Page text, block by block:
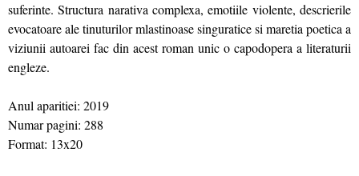
suferinte. Structura narativa complexa, emotiile violente, descrierile
evocatoare ale tinuturilor mlastinoase singuratice si maretia poetica a
viziunii autoarei fac din acest roman unic o capodopera a literaturii
engleze.
Anul aparitiei: 2019
Numar pagini: 288
Format: 13x20